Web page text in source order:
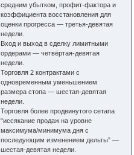
средним убытком, профит-фактора и
коэффициента восстановления для
оценки прогресса — третья-девятая
недели.
Вход и выход в сделку лимитными
ордерами — четвёртая-девятая
недели.
Торговля 2 контрактами с
одновременным уменьшением
размера стопа — шестая-девятая
недели.
Торговля более продвинутого сетапа
“иссякание продаж на уровне
максимума/минимума дня с
последующим изменением дельты” —
шестая-девятая недели.